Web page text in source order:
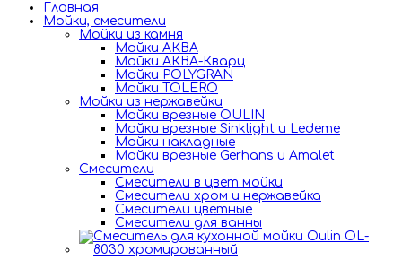
Главная
Мойки, смесители
Mойки из камня
Мойки АКВА
Мойки АКВА-Кварц
Мойки POLYGRAN
Мойки TOLERO
Мойки из нержавейки
Мойки врезные OULIN
Мойки врезные Sinklight и Ledeme
Мойки накладные
Мойки врезные Gerhans и Amalet
Смесители
Смесители в цвет мойки
Смесители хром и нержавейка
Смесители цветные
Смесители для ванны